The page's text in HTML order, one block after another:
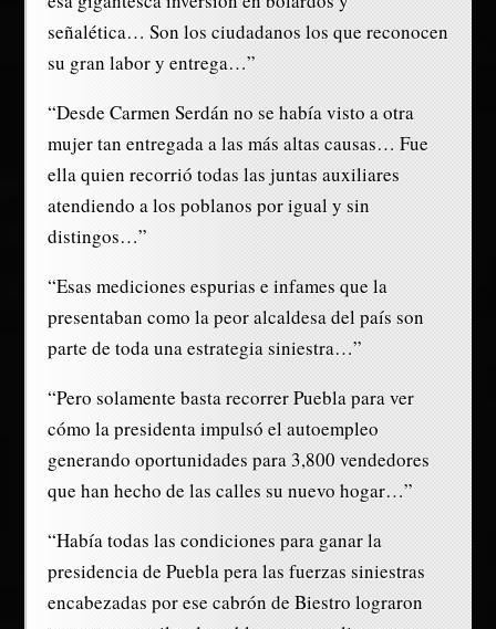
señalética… Son los ciudadanos los que reconocen
su gran labor y entrega…”
“Desde Carmen Serdán no se había visto a otra
mujer tan entregada a las más altas causas… Fue
ella quien recorrió todas las juntas auxiliares
atendiendo a los poblanos por igual y sin
distingos…”
“Esas mediciones espurias e infames que la
presentaban como la peor alcaldesa del país son
parte de toda una estrategia siniestra…”
“Pero solamente basta recorrer Puebla para ver
cómo la presidenta impulsó el autoempleo
generando oportunidades para 3,800 vendedores
que han hecho de las calles su nuevo hogar…”
“Había todas las condiciones para ganar la
presidencia de Puebla pera las fuerzas siniestras
encabezadas por ese cabrón de Biestro lograron